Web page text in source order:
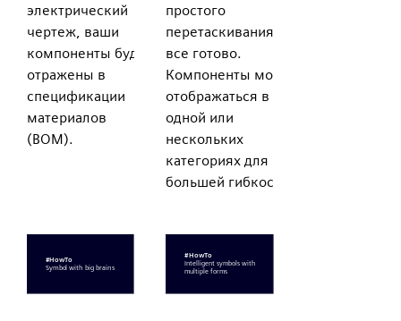
электрический
чертеж, ваши
компоненты будут
отражены в
спецификации
материалов
(BOM).
простого
перетаскивания, и
все готово.
Компоненты могут
отображаться в
одной или
нескольких
категориях для
большей гибкости.